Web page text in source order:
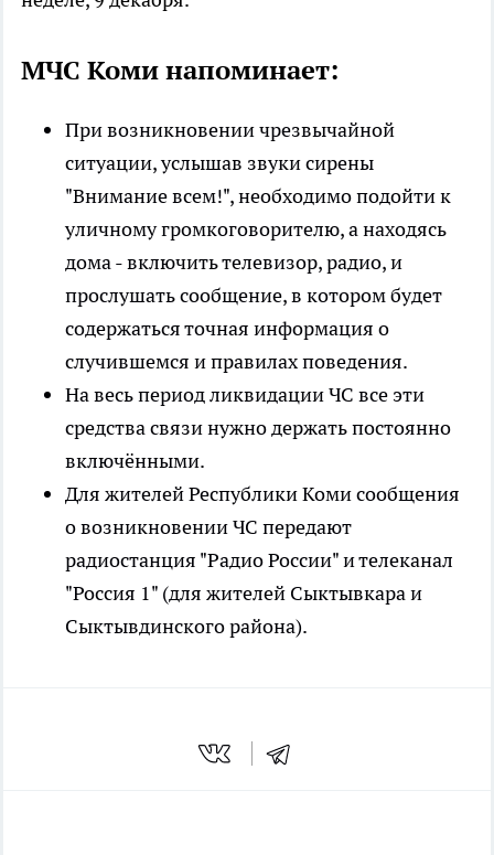
МЧС Коми напоминает:
При возникновении чрезвычайной
ситуации, услышав звуки сирены
"Внимание всем!", необходимо подойти к
уличному громкоговорителю, а находясь
дома - включить телевизор, радио, и
прослушать сообщение, в котором будет
содержаться точная информация о
случившемся и правилах поведения.
На весь период ликвидации ЧС все эти
средства связи нужно держать постоянно
включёнными.
Для жителей Республики Коми сообщения
о возникновении ЧС передают
радиостанция "Радио России" и телеканал
"Россия 1" (для жителей Сыктывкара и
Сыктывдинского района).